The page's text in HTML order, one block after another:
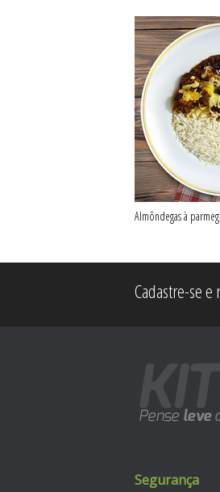
Almôndegas à
Cadastre-se
Segurança